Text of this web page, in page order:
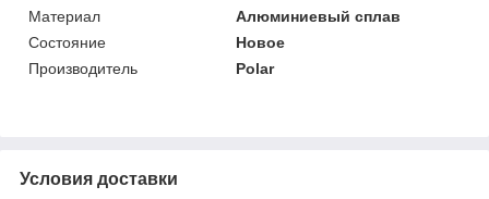
Материал
Алюминиевый сплав
Состояние
Новое
Производитель
Polar
Условия доставки